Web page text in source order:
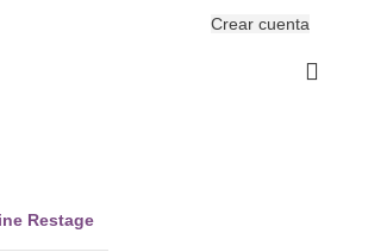
Crear cuenta
Restage